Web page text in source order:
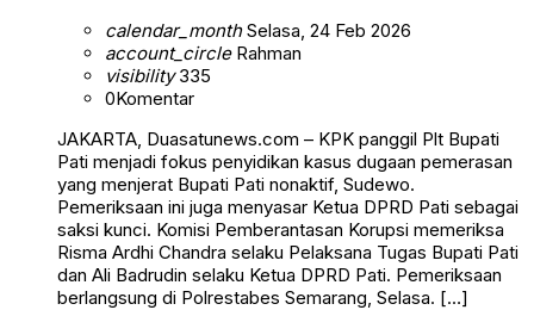
calendar_monthSelasa, 24 Feb 2026
account_circleRahman
visibility335
0Komentar
JAKARTA, Duasatunews.com – KPK panggil Plt Bupati
Pati menjadi fokus penyidikan kasus dugaan pemerasan
yang menjerat Bupati Pati nonaktif, Sudewo.
Pemeriksaan ini juga menyasar Ketua DPRD Pati sebagai
saksi kunci. Komisi Pemberantasan Korupsi memeriksa
Risma Ardhi Chandra selaku Pelaksana Tugas Bupati Pati
dan Ali Badrudin selaku Ketua DPRD Pati. Pemeriksaan
berlangsung di Polrestabes Semarang, Selasa. […]